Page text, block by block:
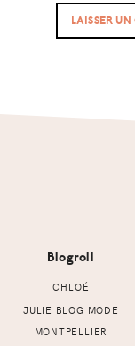
Blogroll
CHLOÉ
JULIE BLOG MODE
MONTPELLIER